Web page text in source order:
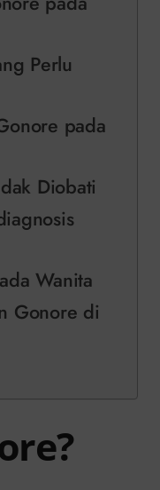
Perlu
pada
Diobati
Wanita
Gonore di